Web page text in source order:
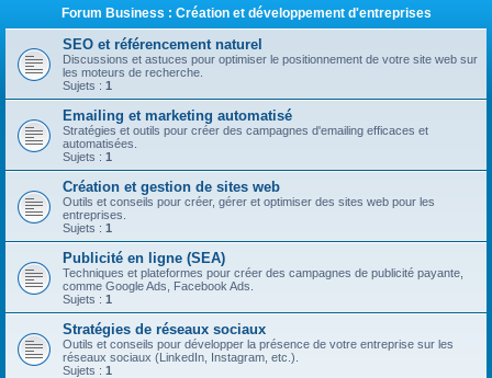
Forum Business : Création et développement d'entreprises
SEO et référencement naturel
Discussions et astuces pour optimiser le positionnement de votre site web sur
les moteurs de recherche.
Sujets : 1
Emailing et marketing automatisé
Stratégies et outils pour créer des campagnes d'emailing efficaces et
automatisées.
Sujets : 1
Création et gestion de sites web
Outils et conseils pour créer, gérer et optimiser des sites web pour les
entreprises.
Sujets : 1
Publicité en ligne (SEA)
Techniques et plateformes pour créer des campagnes de publicité payante,
comme Google Ads, Facebook Ads.
Sujets : 1
Stratégies de réseaux sociaux
Outils et conseils pour développer la présence de votre entreprise sur les
réseaux sociaux (LinkedIn, Instagram, etc.).
Sujets : 1